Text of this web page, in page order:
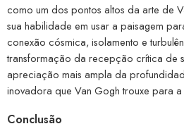
como um dos pontos altos da arte de
sua habilidade em usar a paisagem
conexão cósmica, isolamento e
transformação da recepção crítica de
apreciação mais ampla da
inovadora que Van Gogh trouxe para
Conclusão